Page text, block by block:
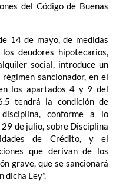
del Código de Buenas
14 de mayo, de medidas
deudores hipotecarios,
social, introduce un
sancionador, en el
los apartados 4 y 9 del
tendrá la condición de
conforme a lo
de julio, sobre Disciplina
de Crédito, y el
que derivan de los
grave, que se sancionará
dicha Ley”.